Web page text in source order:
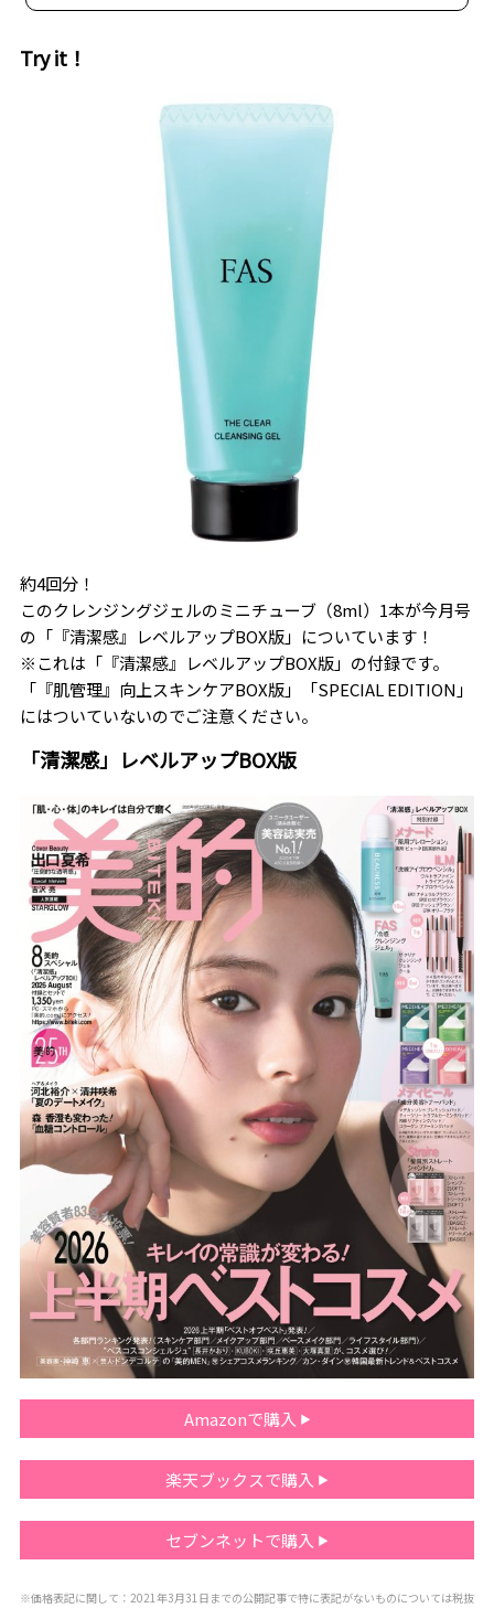
Try it！
約4回分！
このクレンジングジェルのミニチューブ（8ml）1本が今月号
の「『清潔感』レベルアップBOX版」についています！
※これは「『清潔感』レベルアップBOX版」の付録です。
「『肌管理』向上スキンケアBOX版」「SPECIAL EDITION」
にはついていないのでご注意ください。
「清潔感」レベルアップBOX版
Amazonで購入
楽天ブックスで購入
セブンネットで購入
※価格表記に関して：2021年3月31日までの公開記事で特に表記がないものについては税抜